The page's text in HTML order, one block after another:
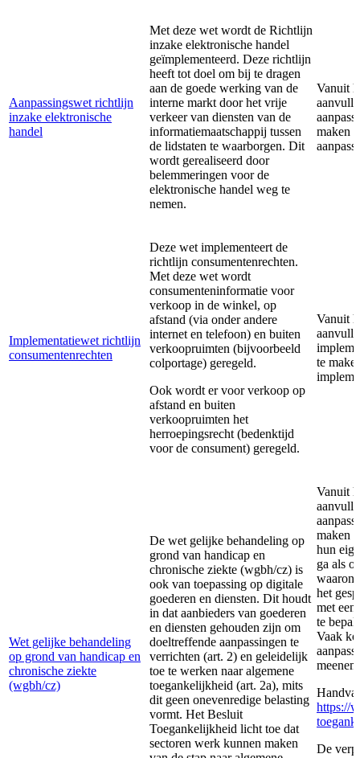
Aanpassingswet richtlijn
inzake elektronische
handel
Met deze wet wordt de Richtlijn
inzake elektronische handel
geïmplementeerd. Deze richtlijn
heeft tot doel om bij te dragen
aan de goede werking van de
interne markt door het vrije
verkeer van diensten van de
informatiemaatschappij tussen
de lidstaten te waarborgen. Dit
wordt gerealiseerd door
belemmeringen voor de
elektronische handel weg te
nemen.
Vanuit
maken
Implementatiewet richtlijn
consumentenrechten
Deze wet implementeert de
richtlijn consumentenrechten.
Met deze wet wordt
consumenteninformatie voor
verkoop in de winkel, op
afstand (via onder andere
internet en telefoon) en buiten
verkoopruimten (bijvoorbeeld
colportage) geregeld.
Ook wordt er voor verkoop op
afstand en buiten
verkoopruimten het
herroepingsrecht (bedenktijd
voor de consument) geregeld.
Vanuit
te
Wet gelijke behandeling
op grond van handicap en
chronische ziekte
(wgbh/cz)
De wet gelijke behandeling op
grond van handicap en
chronische ziekte (wgbh/cz) is
ook van toepassing op digitale
goederen en diensten. Dit houdt
in dat aanbieders van goederen
en diensten gehouden zijn om
doeltreffende aanpassingen te
verrichten (art. 2) en geleidelijk
toe te werken naar algemene
toegankelijkheid (art. 2a), mits
dit geen onevenredige belasting
vormt. Het Besluit
Toegankelijkheid licht toe dat
sectoren werk kunnen maken
Vanuit
maken
hun
ga als
het
met
te
Vaak
https://
De